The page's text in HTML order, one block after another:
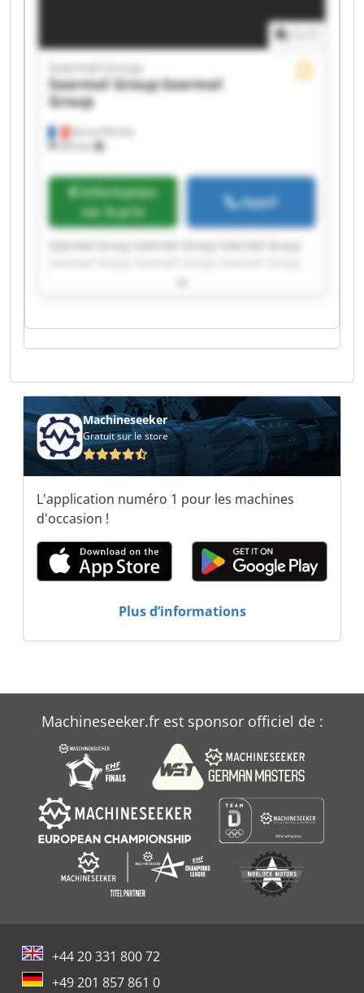
Val-au-Perche
255 km
Soermel Group
Soermel GroupSoermel
Group
Information
sur le prix
Appel
Soermel Group Soermel Group Soermel Group
Soermel Group Soermel Group Soermel Group
Soermel Group Soermel Group
Machineseeker
Gratuit sur le store
L'application numéro 1 pour les machines
d'occasion !
Plus d’informations
Machineseeker.fr est sponsor officiel de :
+44 20 331 800 72
+49 201 857 861 0